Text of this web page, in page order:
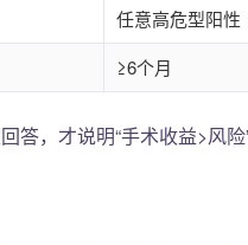
任意高危型阳性
≥6个月
答，才说明“手术收益>风